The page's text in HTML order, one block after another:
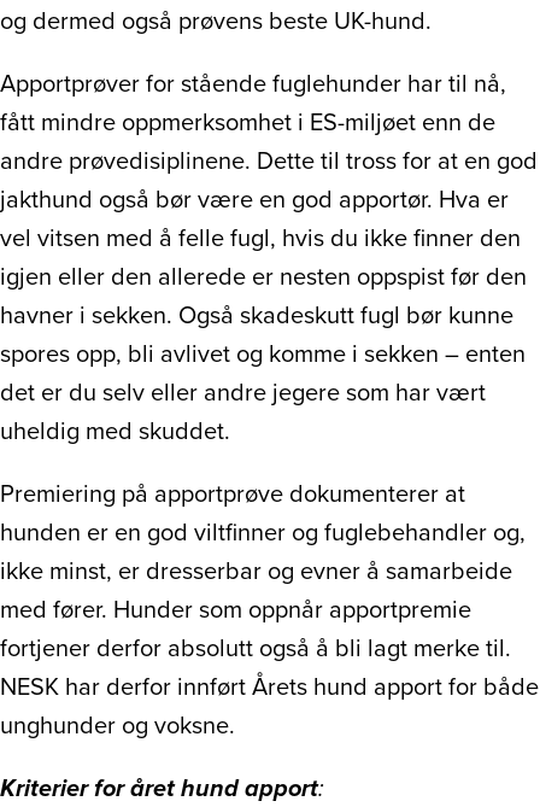
og dermed også prøvens beste UK-hund.
Apportprøver for stående fuglehunder har til nå,
fått mindre oppmerksomhet i ES-miljøet enn de
andre prøvedisiplinene. Dette til tross for at en god
jakthund også bør være en god apportør. Hva er
vel vitsen med å felle fugl, hvis du ikke finner den
igjen eller den allerede er nesten oppspist før den
havner i sekken. Også skadeskutt fugl bør kunne
spores opp, bli avlivet og komme i sekken – enten
det er du selv eller andre jegere som har vært
uheldig med skuddet.
Premiering på apportprøve dokumenterer at
hunden er en god viltfinner og fuglebehandler og,
ikke minst, er dresserbar og evner å samarbeide
med fører. Hunder som oppnår apportpremie
fortjener derfor absolutt også å bli lagt merke til.
NESK har derfor innført Årets hund apport for både
unghunder og voksne.
Kriterier for året hund apport: